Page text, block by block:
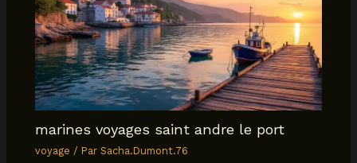
marines voyages saint andre le port
voyage / ParSacha.Dumont.76